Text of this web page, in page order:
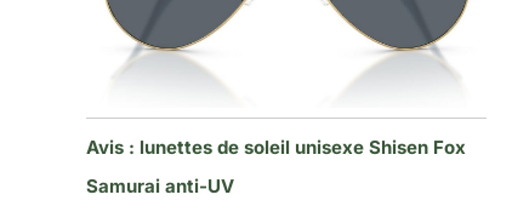
Avis : lunettes de soleil unisexe Shisen Fox
Samurai anti-UV